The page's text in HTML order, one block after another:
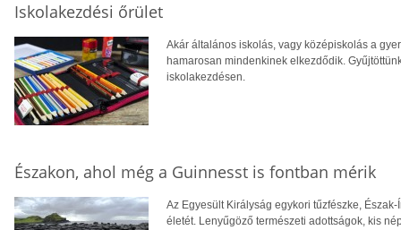
Iskolakezdési őrület
Akár általános iskolás, vagy középiskolás a
hamarosan mindenkinek elkezdődik.
iskolakezdésen.
Északon, ahol még a Guinnesst is fontban mérik
Az Egyesült Királyság egykori tűzfészke,
életét. Lenyűgöző természeti adottságok, kis